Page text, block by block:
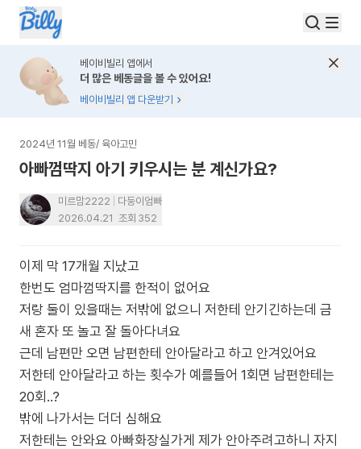
베이비빌리 앱에서
더 많은 베동글을 볼 수 있어요!
베이비빌리 앱 다운받기
2024년 11월 베동/ 육아고민
아빠껌딱지 아기 키우시는 분 계신가요?
미르맘2222
다둥이엄빠
2026.04.21 조회 352
이제 막 17개월 지났고
한번도 엄마껌딱지를 한적이 없어요
저랑 둘이 있을때는 저밖에 없으니 저한테 안기긴하는데 금
새 혼자 또 놀고 잘 돌아다녀요
근데 남편만 오면 남편한테 안아달라고 하고 안겨있어요
저한테 안아달라고 하는 횟수가 예를들어 1회면 남편한테는
20회..?
밖에 나가서는 더더 심해요
저한테는 안와요 아빠화장실가게 제가 안아주려고하니 자지